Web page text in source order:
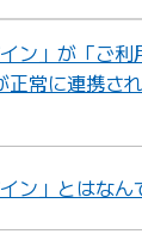
ン」が「ご利
常に連携さ
ン」とはなん